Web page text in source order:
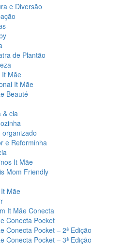
e Diversão
de Plantão
It Mãe
It Mãe
Beauté
& cia
organizado
e Reforminha
It Mãe
Mom Friendly
Mãe
It Mãe Conecta
Conecta Pocket
Conecta Pocket – 2ª Edição
Conecta Pocket – 3ª Edição